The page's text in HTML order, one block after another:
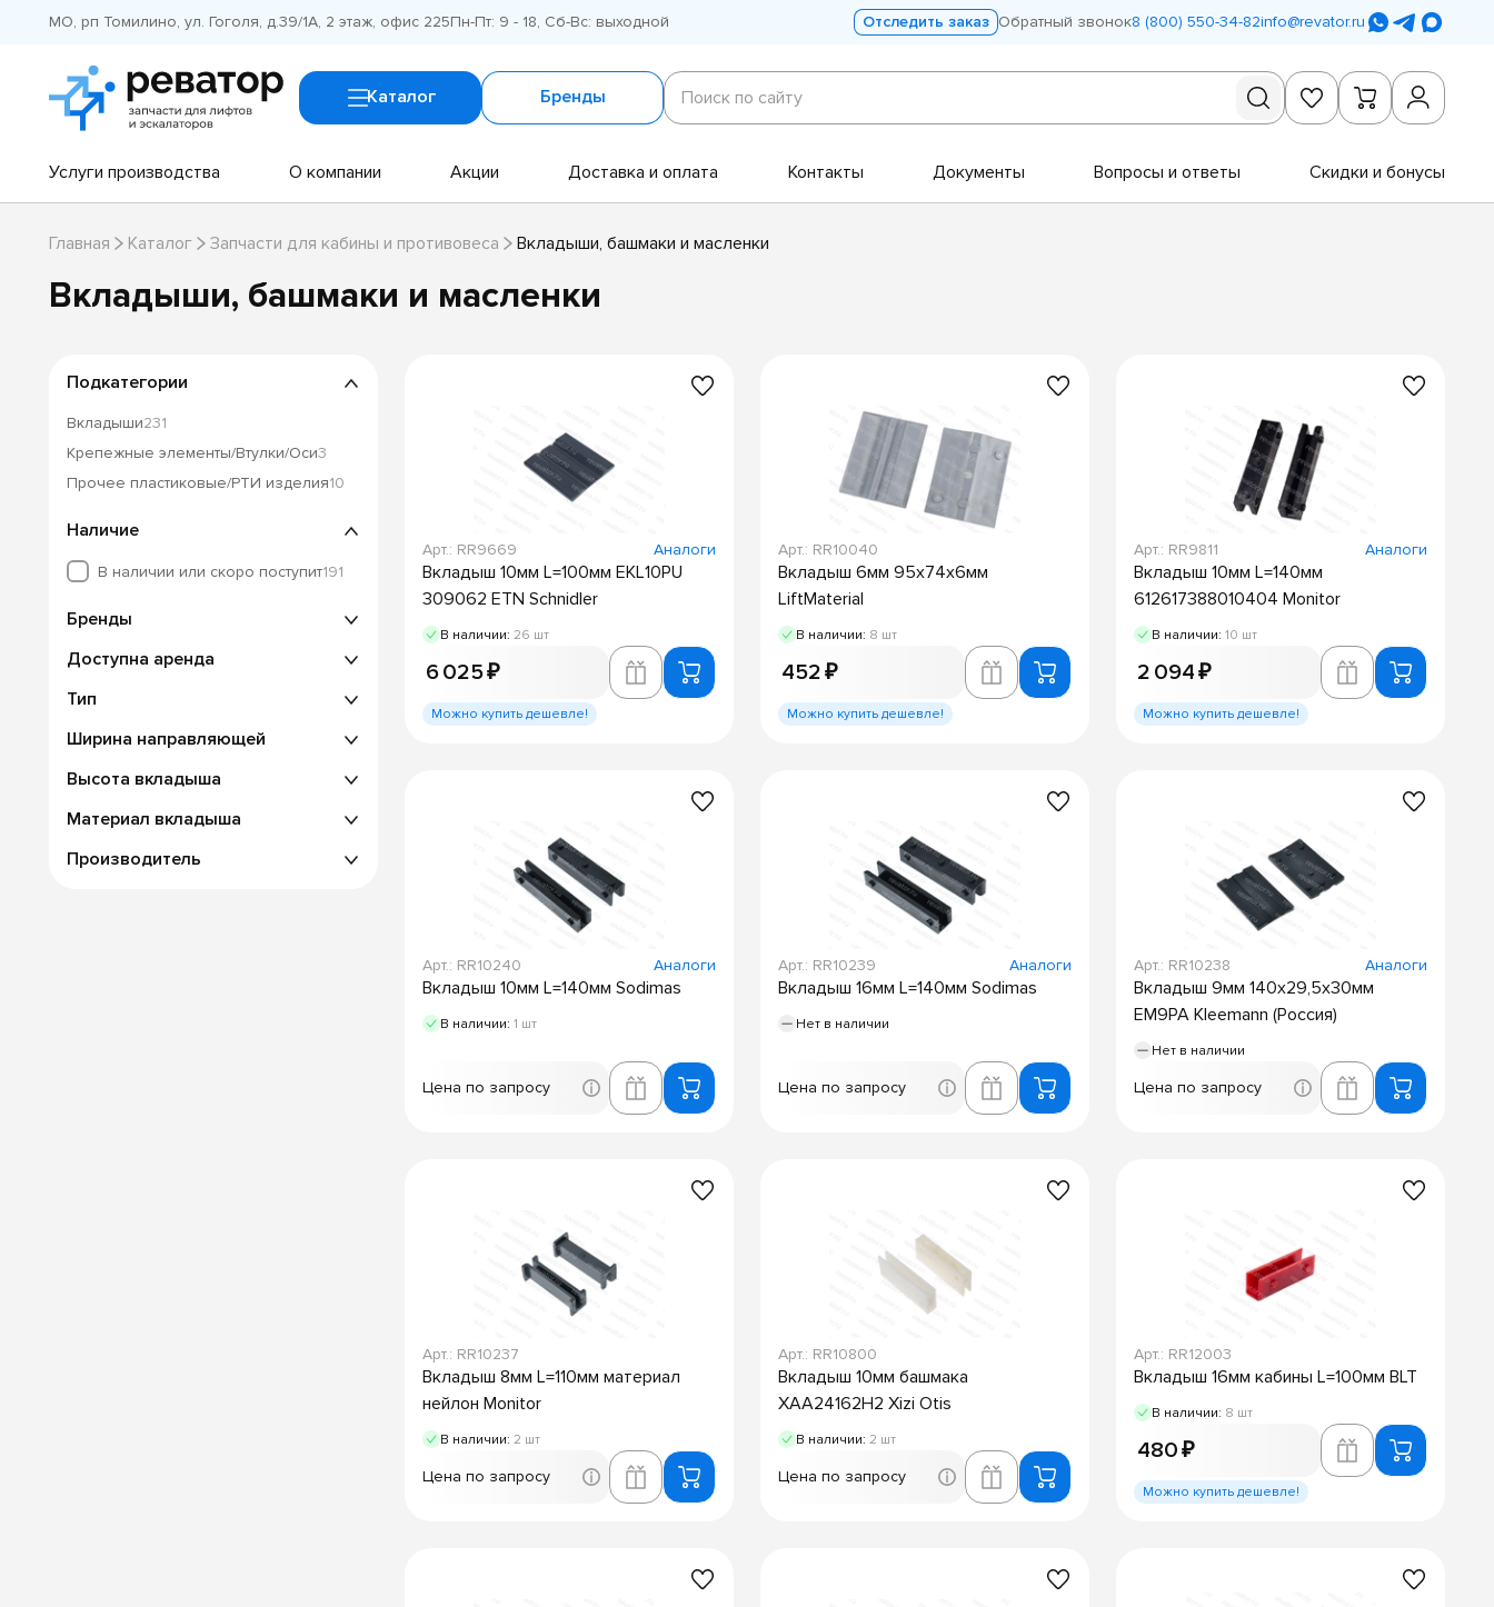
МО, рп Томилино, ул. Гоголя, д.39/1А, 2 этаж, офис 225Пн-Пт: 9 - 18, Сб-Вс: выходной Отследить заказ Обратный звонок8 (800) 550-34-82info@revator.ru
Каталог Бренды
Поиск
по
сайту
Поиск по сайту
Услуги производства О компании Акции Доставка и оплата Контакты Документы Вопросы и ответы Скидки и бонусы
Главная Каталог Запчасти для кабины и противовеса Вкладыши, башмаки и масленки
Вкладыши, башмаки и масленки
Подкатегории
Вкладыши231
Крепежные элементы/Втулки/Оси3
Прочее пластиковые/РТИ изделия10
Наличие
В наличии или скоро поступит191
Бренды
Доступна аренда
Тип
Ширина направляющей
Высота вкладыша
Материал вкладыша
Производитель
Арт.: RR9669 Аналоги
Вкладыш 10мм L=100мм EKL10PU
309062 ETN Schnidler
В наличии: 26 шт
6 025 ₽
Можно купить дешевле!
Арт.: RR10040
Вкладыш 6мм 95х74х6мм
LiftMaterial
В наличии: 8 шт
452 ₽
Можно купить дешевле!
Арт.: RR9811 Аналоги
Вкладыш 10мм L=140мм
612617388010404 Monitor
В наличии: 10 шт
2 094 ₽
Можно купить дешевле!
Арт.: RR10240 Аналоги
Вкладыш 10мм L=140мм Sodimas
В наличии: 1 шт
Цена по запросу
Арт.: RR10239 Аналоги
Вкладыш 16мм L=140мм Sodimas
Нет в наличии
Цена по запросу
Арт.: RR10238 Аналоги
Вкладыш 9мм 140х29,5х30мм
EM9PA Kleemann (Россия)
Нет в наличии
Цена по запросу
Арт.: RR10237
Вкладыш 8мм L=110мм материал
нейлон Monitor
В наличии: 2 шт
Цена по запросу
Арт.: RR10800
Вкладыш 10мм башмака
XAA24162H2 Xizi Otis
В наличии: 2 шт
Цена по запросу
Арт.: RR12003
Вкладыш 16мм кабины L=100мм BLT
В наличии: 8 шт
480 ₽
Можно купить дешевле!